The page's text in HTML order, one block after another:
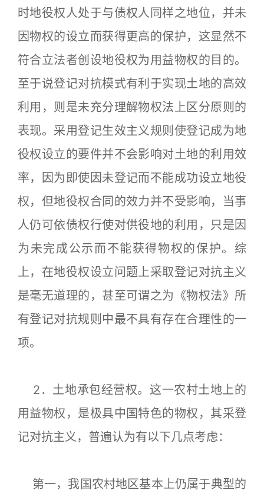
时地役权人处于与债权人同样之地位，并未
因物权的设立而获得更高的保护，这显然不
符合立法者创设地役权为用益物权的目的。
至于说登记对抗模式有利于实现土地的高效
利用，则是未充分理解物权法上区分原则的
表现。采用登记生效主义规则使登记成为地
役权设立的要件并不会影响对土地的利用效
率，因为即使因未登记而不能成功设立地役
权，但地役权合同的效力并不受影响，当事
人仍可依债权行使对供役地的利用，只是因
为未完成公示而不能获得物权的保护。综
上，在地役权设立问题上采取登记对抗主义
是毫无道理的，甚至可谓之为《物权法》所
有登记对抗规则中最不具有存在合理性的一
项。
2．土地承包经营权。这一农村土地上的
用益物权，是极具中国特色的物权，其采登
记对抗主义，普遍认为有以下几点考虑：
第一，我国农村地区基本上仍属于典型的